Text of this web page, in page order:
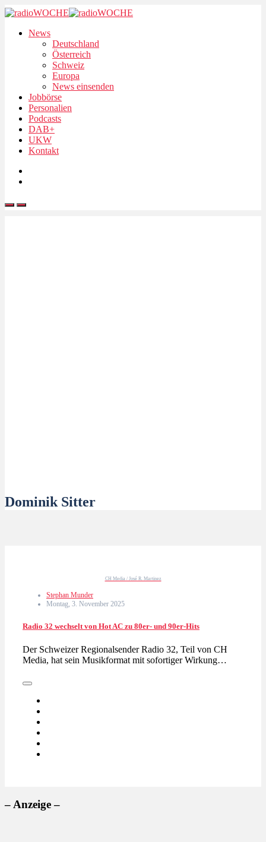
News
Deutschland
Österreich
Schweiz
Europa
News einsenden
Jobbörse
Personalien
Podcasts
DAB+
UKW
Kontakt
Dominik Sitter
CH Media / José R. Martinez
Stephan Munder
Montag, 3. November 2025
Radio 32 wechselt von Hot AC zu 80er- und 90er-Hits
Der Schweizer Regionalsender Radio 32, Teil von CH
Media, hat sein Musikformat mit sofortiger Wirkung…
– Anzeige –